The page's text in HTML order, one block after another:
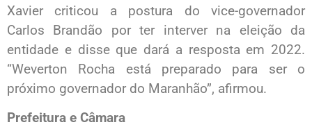
Xavier criticou a postura do vice-governador
Carlos Brandão por ter interver na eleição da
entidade e disse que dará a resposta em 2022.
“Weverton Rocha está preparado para ser o
próximo governador do Maranhão”, afirmou.
Prefeitura e Câmara